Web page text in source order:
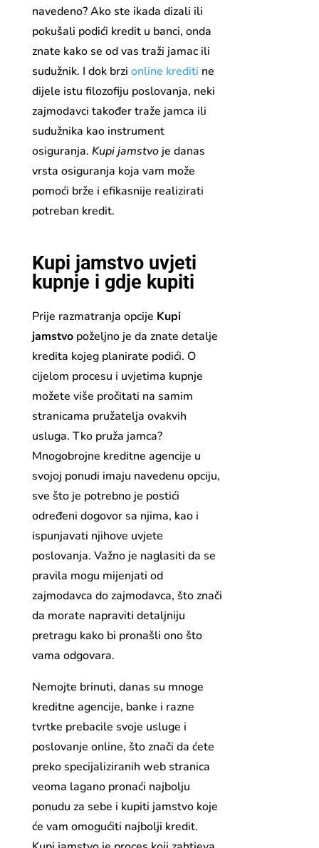
navedeno? Ako ste ikada dizali ili
pokušali podići kredit u banci, onda
znate kako se od vas traži jamac ili
sudužnik. I dok brzi online krediti ne
dijele istu filozofiju poslovanja, neki
zajmodavci također traže jamca ili
sudužnika kao instrument
osiguranja. Kupi jamstvoje danas
vrsta osiguranja koja vam može
pomoći brže i efikasnije realizirati
potreban kredit.
Kupi jamstvo uvjeti
kupnje i gdje kupiti
Prije razmatranja opcije Kupi
jamstvopoželjno je da znate detalje
kredita kojeg planirate podići. O
cijelom procesu i uvjetima kupnje
možete više pročitati na samim
stranicama pružatelja ovakvih
usluga. Tko pruža jamca?
Mnogobrojne kreditne agencije u
svojoj ponudi imaju navedenu opciju,
sve što je potrebno je postići
određeni dogovor sa njima, kao i
ispunjavati njihove uvjete
poslovanja. Važno je naglasiti da se
pravila mogu mijenjati od
zajmodavca do zajmodavca, što znači
da morate napraviti detaljniju
pretragu kako bi pronašli ono što
vama odgovara.
Nemojte brinuti, danas su mnoge
kreditne agencije, banke i razne
tvrtke prebacile svoje usluge i
poslovanje online, što znači da ćete
preko specijaliziranih web stranica
veoma lagano pronaći najbolju
ponudu za sebe i kupiti jamstvo koje
će vam omogućiti najbolji kredit.